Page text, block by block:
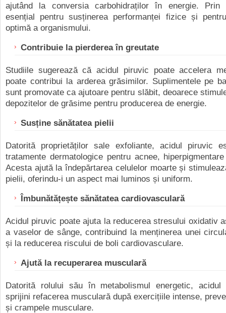
ajutând la conversia carbohidraților în energie. Prin
esențial pentru susținerea performanței fizice și
optimă a organismului.
Contribuie la pierderea în greutate
Studiile sugerează că acidul piruvic poate accelera
poate contribui la arderea grăsimilor. Suplimentele pe
sunt promovate ca ajutoare pentru slăbit, deoarece
depozitelor de grăsime pentru producerea de energie.
Susține sănătatea pielii
Datorită proprietăților sale exfoliante, acidul piruvic
tratamente dermatologice pentru acnee,
Acesta ajută la îndepărtarea celulelor moarte și
pielii, oferindu-i un aspect mai luminos și uniform.
Îmbunătățește sănătatea cardiovasculară
Acidul piruvic poate ajuta la reducerea stresului oxidativ
a vaselor de sânge, contribuind la menținerea unei
și la reducerea riscului de boli cardiovasculare.
Ajută la recuperarea musculară
Datorită rolului său în metabolismul energetic, acidul
sprijini refacerea musculară după exercițiile intense,
și crampele musculare.